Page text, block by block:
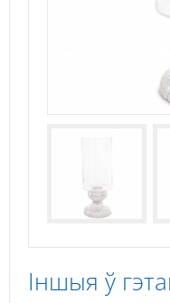
Іншыя ў